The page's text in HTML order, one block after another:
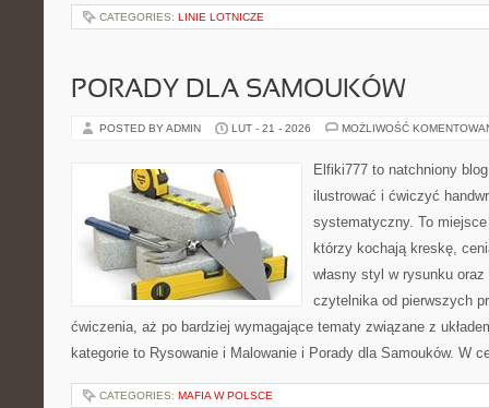
CATEGORIES: LINIE LOTNICZE
PORADY DLA SAMOUKÓW
POSTED BY ADMIN LUT - 21 - 2026 MOŻLIWOŚĆ
Elfiki777 to natchniony
ilustrować i ćwiczyć
systematyczny. To
którzy kochają kreskę,
własny styl w rysunku
czytelnika od pierwszych
ćwiczenia, aż po bardziej wymagające tematy związane z
kategorie to Rysowanie i Malowanie i Porady dla Samouków. W
CATEGORIES: MAFIA W POLSCE